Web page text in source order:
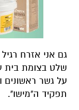
גם אני אזרח
שלט בצומת בית
על גשר ראשונים
תפקיד ה"מישו".